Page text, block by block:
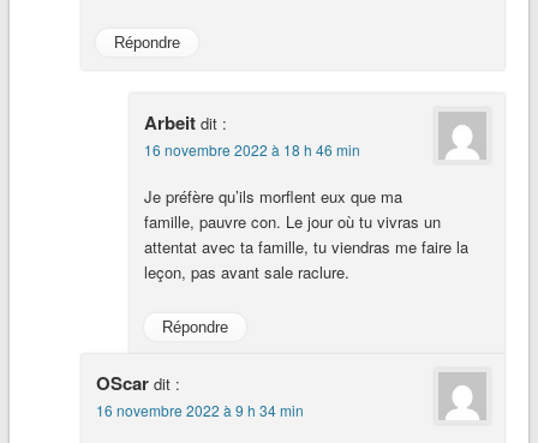
Répondre
Arbeit dit :
16 novembre 2022 à 18 h 46 min
Je préfère qu’ils morflent eux que ma
famille, pauvre con. Le jour où tu vivras un
attentat avec ta famille, tu viendras me faire la
leçon, pas avant sale raclure.
Répondre
OScar dit :
16 novembre 2022 à 9 h 34 min